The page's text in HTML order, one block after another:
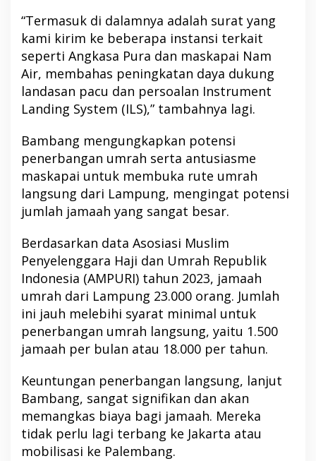
“Termasuk di dalamnya adalah surat yang
kami kirim ke beberapa instansi terkait
seperti Angkasa Pura dan maskapai Nam
Air, membahas peningkatan daya dukung
landasan pacu dan persoalan Instrument
Landing System (ILS),” tambahnya lagi.
Bambang mengungkapkan potensi
penerbangan umrah serta antusiasme
maskapai untuk membuka rute umrah
langsung dari Lampung, mengingat potensi
jumlah jamaah yang sangat besar.
Berdasarkan data Asosiasi Muslim
Penyelenggara Haji dan Umrah Republik
Indonesia (AMPURI) tahun 2023, jamaah
umrah dari Lampung 23.000 orang. Jumlah
ini jauh melebihi syarat minimal untuk
penerbangan umrah langsung, yaitu 1.500
jamaah per bulan atau 18.000 per tahun.
Keuntungan penerbangan langsung, lanjut
Bambang, sangat signifikan dan akan
memangkas biaya bagi jamaah. Mereka
tidak perlu lagi terbang ke Jakarta atau
mobilisasi ke Palembang.